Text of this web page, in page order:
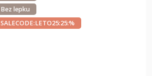
Bez lepku
SALECODE:LETO25:25:%